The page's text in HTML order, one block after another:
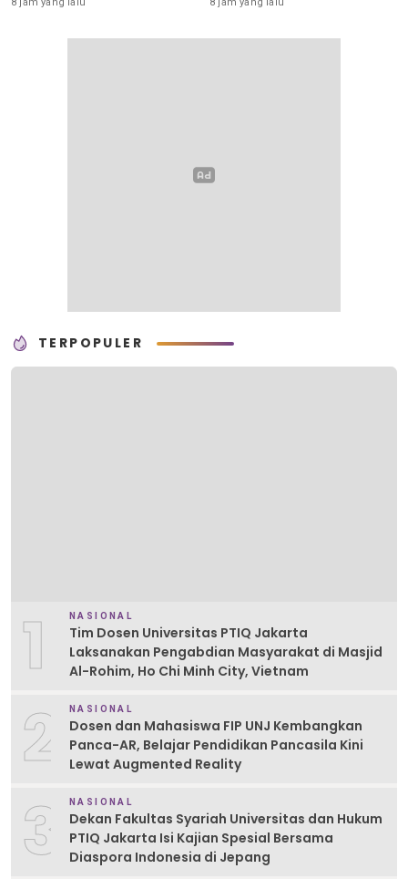
Indonesia
TERPOPULER
1 NASIONAL
Tim Dosen Universitas PTIQ Jakarta
Laksanakan Pengabdian Masyarakat di Masjid
Al-Rohim, Ho Chi Minh City, Vietnam
2 NASIONAL
Dosen dan Mahasiswa FIP UNJ Kembangkan
Panca-AR, Belajar Pendidikan Pancasila Kini
Lewat Augmented Reality
3 NASIONAL
Dekan Fakultas Syariah Universitas dan Hukum
PTIQ Jakarta Isi Kajian Spesial Bersama
Diaspora Indonesia di Jepang